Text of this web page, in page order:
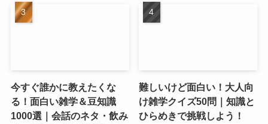
今すぐ誰かに教えたくな
る！面白い雑学＆豆知識
1000選｜会話のネタ・飲み
難しいけど面白い！大人向
け雑学クイズ50問｜知識と
ひらめきで挑戦しよう！